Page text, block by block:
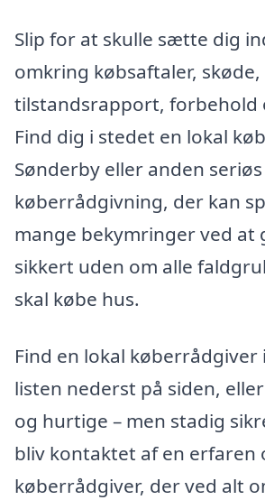
Slip for at skulle sætte dig
omkring købsaftaler, skøde,
tilstandsrapport, forbehold
Find dig i stedet en lokal
Sønderby eller anden seriøs
køberrådgivning, der kan
mange bekymringer ved at
sikkert uden om alle
skal købe hus.
Find en lokal køberrådgiver
listen nederst på siden,
og hurtige – men stadig
bliv kontaktet af en erfaren
køberrådgiver, der ved alt